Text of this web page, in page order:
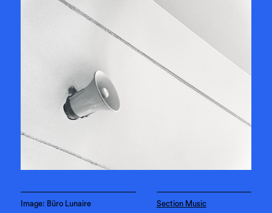
Image: Büro Lunaire Section Music